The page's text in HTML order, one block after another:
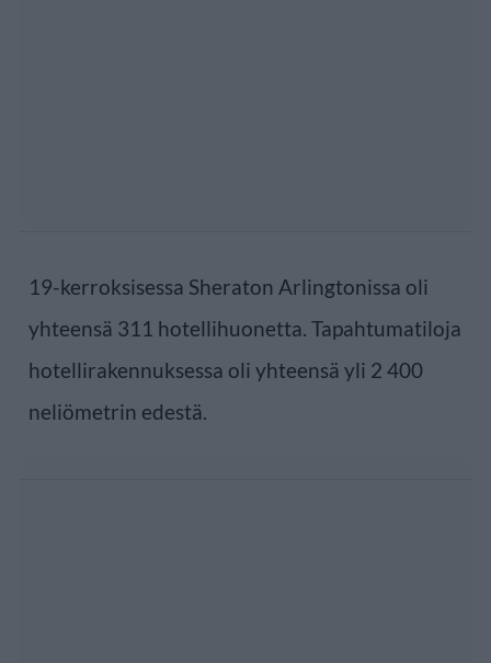
19-kerroksisessa Sheraton Arlingtonissa oli
yhteensä 311 hotellihuonetta. Tapahtumatiloja
hotellirakennuksessa oli yhteensä yli 2 400
neliömetrin edestä.